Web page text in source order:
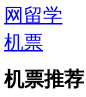
机票推荐